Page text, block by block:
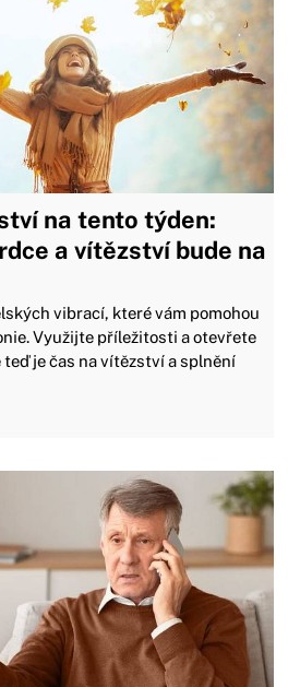
na tento týden:
a vítězství bude na
vibrací, které vám pomohou
Využijte příležitosti a otevřete
je čas na vítězství a splnění